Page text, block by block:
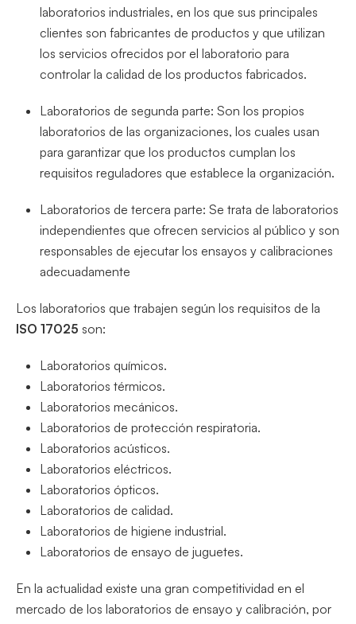
laboratorios industriales, en los que sus principales
clientes son fabricantes de productos y que utilizan
los servicios ofrecidos por el laboratorio para
controlar la calidad de los productos fabricados.
Laboratorios de segunda parte: Son los propios
laboratorios de las organizaciones, los cuales usan
para garantizar que los productos cumplan los
requisitos reguladores que establece la organización.
Laboratorios de tercera parte: Se trata de laboratorios
independientes que ofrecen servicios al público y son
responsables de ejecutar los ensayos y calibraciones
adecuadamente
Los laboratorios que trabajen según los requisitos de la
ISO 17025 son:
Laboratorios químicos.
Laboratorios térmicos.
Laboratorios mecánicos.
Laboratorios de protección respiratoria.
Laboratorios acústicos.
Laboratorios eléctricos.
Laboratorios ópticos.
Laboratorios de calidad.
Laboratorios de higiene industrial.
Laboratorios de ensayo de juguetes.
En la actualidad existe una gran competitividad en el
mercado de los laboratorios de ensayo y calibración, por